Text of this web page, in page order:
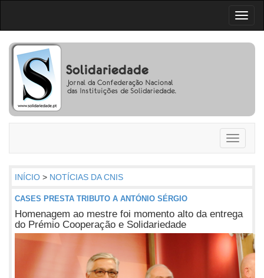
Toggle
INÍCIO > NOTÍCIAS DA CNIS
CASES PRESTA TRIBUTO A ANTÓNIO SÉRGIO
Homenagem ao mestre foi momento alto da entrega
do Prémio Cooperação e Solidariedade